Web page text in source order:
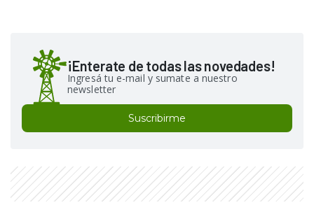
¡Enterate de todas las novedades!
Ingresá tu e-mail y sumate a nuestro
newsletter
Suscribirme